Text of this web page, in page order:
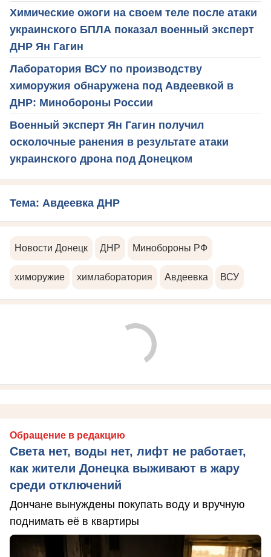
Химические ожоги на своем теле после атаки
украинского БПЛА показал военный эксперт
ДНР Ян Гагин
Лаборатория ВСУ по производству
химоружия обнаружена под Авдеевкой в
ДНР: Минобороны России
Военный эксперт Ян Гагин получил
осколочные ранения в результате атаки
украинского дрона под Донецком
Тема: Авдеевка ДНР
Новости Донецк ДНР Минобороны РФ
химоружие химлаборатория Авдеевка ВСУ
Обращение в редакцию
Света нет, воды нет, лифт не работает,
как жители Донецка выживают в жару
среди отключений
Дончане вынуждены покупать воду и вручную
поднимать её в квартиры